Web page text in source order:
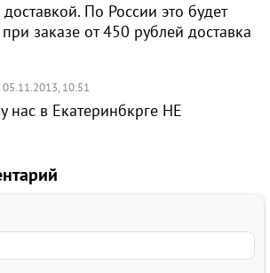
По России это будет
заказе от 450 рублей доставка
05.11.2013, 10:51
в Екатеринбкрге НЕ